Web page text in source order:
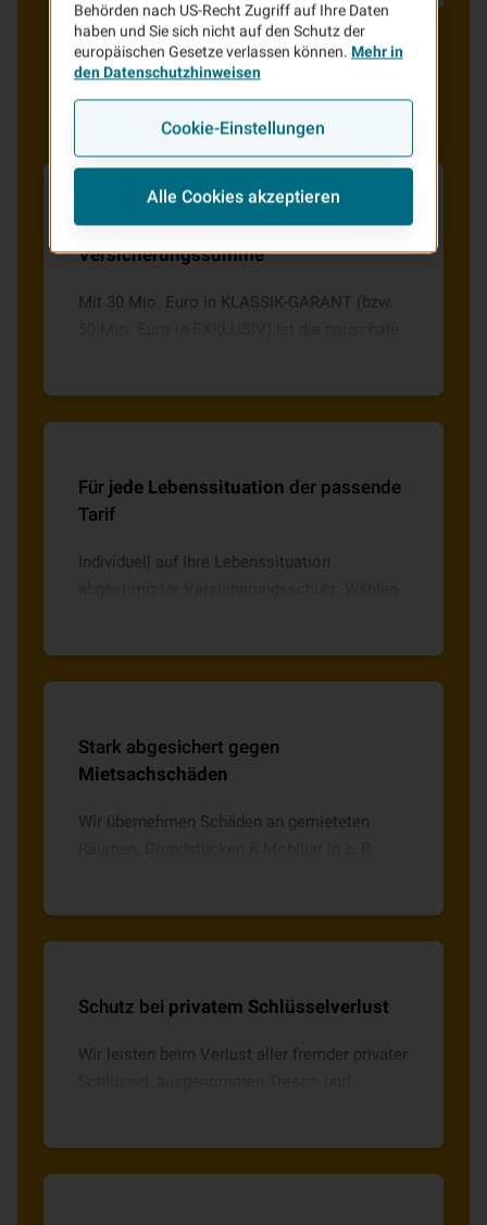
Überdurchschnittlichhohe
Versicherungssumme
Mit 30 Mio. Euro in KLASSIK-GARANT (bzw.
Für jede Lebenssituation der passende
Tarif
Individuell auf Ihre Lebenssituation
Stark abgesichert gegen
Mietsachschäden
Wir übernehmen Schäden an gemieteten
Schutz bei privatem Schlüsselverlust
Wir leisten beim Verlust aller fremder privater
Behörden nach US-Recht Zugriff auf Ihre Daten
haben und Sie sich nicht auf den Schutz der
europäischen Gesetze verlassen können. Mehr in
den Datenschutzhinweisen
Cookie-Einstellungen
Alle Cookies akzeptieren